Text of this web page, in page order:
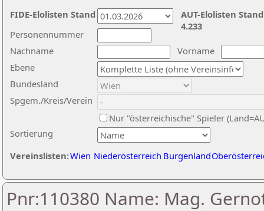
Nachname
Vorname
Ebene
Sortierung
Personennummer
Bundesland
Spgem./Kreis/Verein
Nur "österreichische" Spieler
Vereinslisten:Wien Niederösterreich Burgenland
AUT-Elolisten
4.233
FIDE-Elolisten Stand
Pnr:110380 Name: Mag.